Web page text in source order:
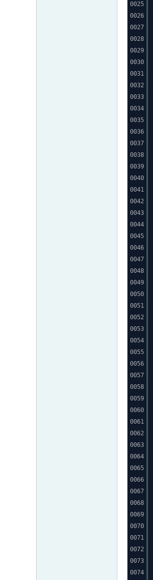
0025
0026
0027
0028
0029
0030
0031
0032
0033
0034
0035
0036
0037
0038
0039
0040
0041
0042
0043
0044
0045
0046
0047
0048
0049
0050
0051
0052
0053
0054
0055
0056
0057
0058
0059
0060
0061
0062
0063
0064
0065
0066
0067
0068
0069
0070
0071
0072
0073
0074